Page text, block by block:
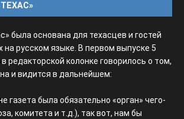
была основана для техасцев и гостей
на русском языке. В первом выпуске 5
редакторской колонке говорилось о том,
и видится в дальнейшем:
газета была обязательно «орган» чего-
комитета и т.д.), так вот, нам бы